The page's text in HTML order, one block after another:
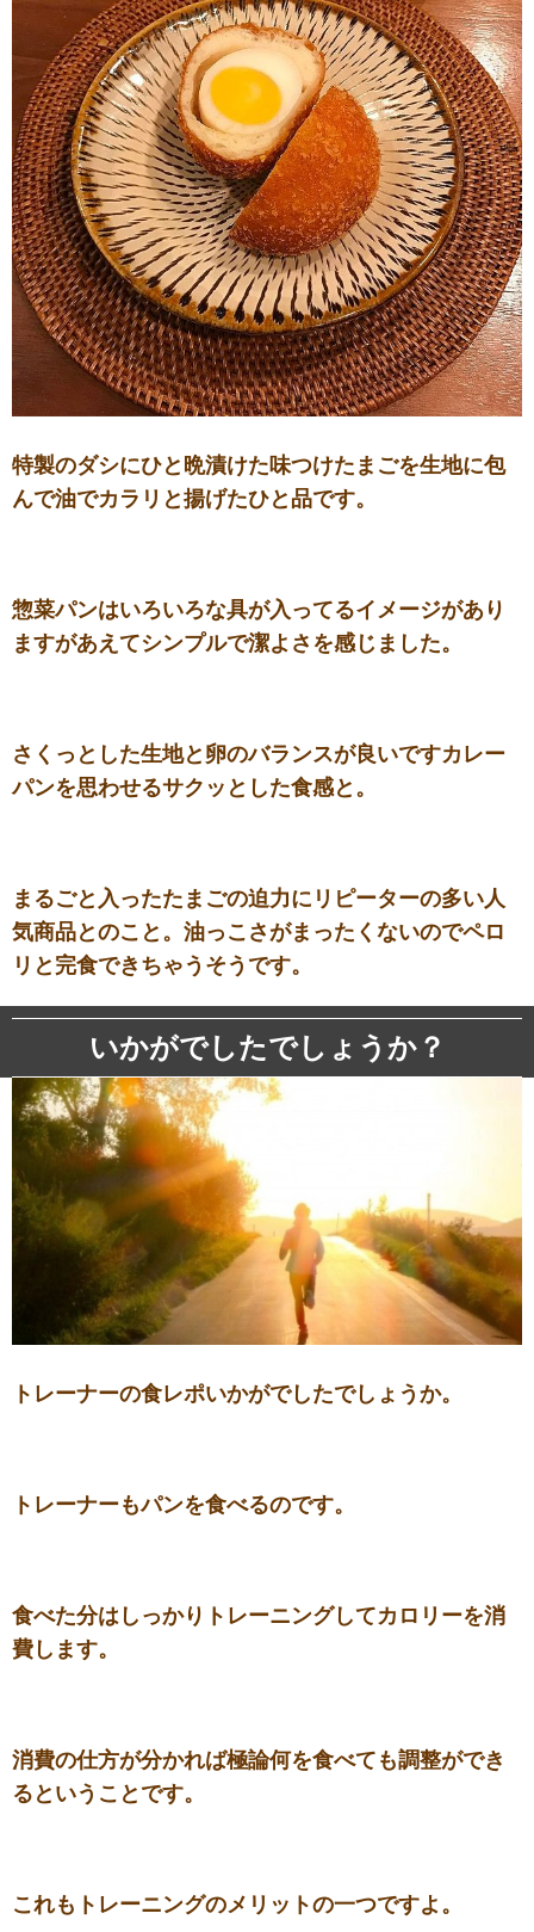
特製のダシにひと晩漬けた味つけたまごを生地に包
んで油でカラリと揚げたひと品です。
惣菜パンはいろいろな具が入ってるイメージがあり
ますがあえてシンプルで潔よさを感じました。
さくっとした生地と卵のバランスが良いですカレー
パンを思わせるサクッとした食感と。
まるごと入ったたまごの迫力にリピーターの多い人
気商品とのこと。油っこさがまったくないのでペロ
リと完食できちゃうそうです。
いかがでしたでしょうか？
トレーナーの食レポいかがでしたでしょうか。
トレーナーもパンを食べるのです。
食べた分はしっかりトレーニングしてカロリーを消
費します。
消費の仕方が分かれば極論何を食べても調整ができ
るということです。
これもトレーニングのメリットの一つですよ。